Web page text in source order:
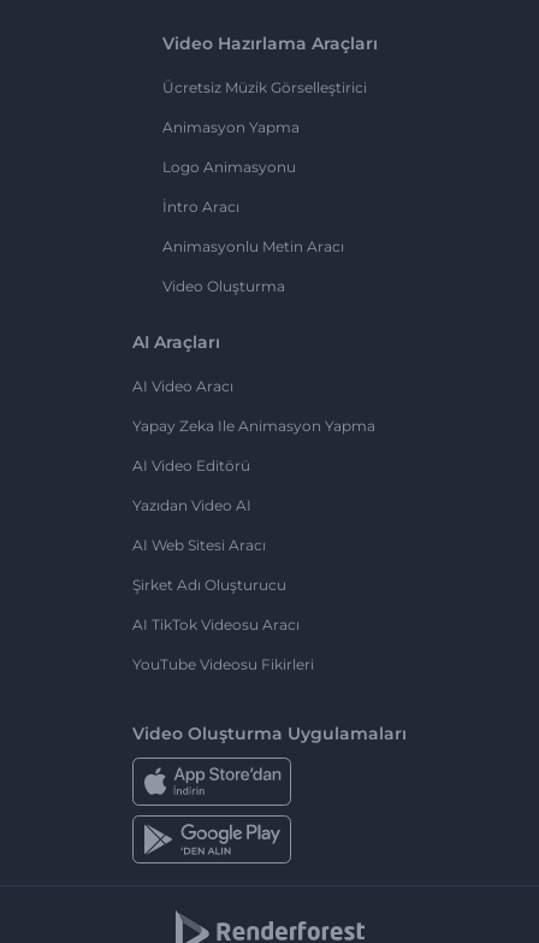
Video Hazırlama Araçları
Ücretsiz Müzik Görselleştirici
Animasyon Yapma
Logo Animasyonu
İntro Aracı
Animasyonlu Metin Aracı
Video Oluşturma
AI Araçları
AI Video Aracı
Yapay Zeka Ile Animasyon Yapma
AI Video Editörü
Yazıdan Video AI
AI Web Sitesi Aracı
Şirket Adı Oluşturucu
AI TikTok Videosu Aracı
YouTube Videosu Fikirleri
Video Oluşturma Uygulamaları